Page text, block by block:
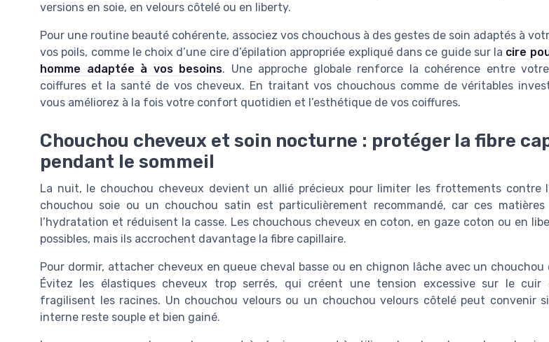
versions en soie, en velours côtelé ou en liberty.
Pour une routine beauté cohérente, associez vos chouchous à des gestes de soin adaptés à
vos poils, comme le choix d’une cire d’épilation appropriée expliqué dans ce guide sur la cire
homme adaptée à vos besoins. Une approche globale renforce la cohérence entre
coiffures et la santé de vos cheveux. En traitant vos chouchous comme de véritables
vous améliorez à la fois votre confort quotidien et l’esthétique de vos coiffures.
Chouchou cheveux et soin nocturne : protéger la fibre
pendant le sommeil
La nuit, le chouchou cheveux devient un allié précieux pour limiter les frottements contre
chouchou soie ou un chouchou satin est particulièrement recommandé, car ces matières
l’hydratation et réduisent la casse. Les chouchous cheveux en coton, en gaze coton ou en
possibles, mais ils accrochent davantage la fibre capillaire.
Pour dormir, attacher cheveux en queue cheval basse ou en chignon lâche avec un chouchou
Évitez les élastiques cheveux trop serrés, qui créent une tension excessive sur le cuir
fragilisent les racines. Un chouchou velours ou un chouchou velours côtelé peut convenir si
interne reste souple et bien gainé.